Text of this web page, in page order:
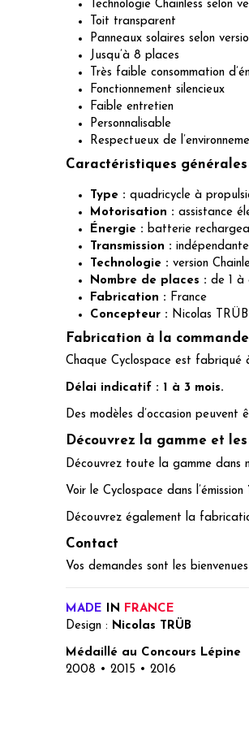
Technologie Chainless selon
Toit transparent
Panneaux solaires selon
Jusqu’à 8 places
Très faible consommation
Fonctionnement silencieux
Faible entretien
Personnalisable
Respectueux de
Caractéristiques générales
Type : quadricycle à
Motorisation : assistance
Énergie : batterie
Transmission :
Technologie : version
Nombre de places : de 1 à
Fabrication : France
Concepteur : Nicolas TRÜB
Fabrication à la commande
Chaque Cyclospace est fabriqué
Délai indicatif : 1 à 3 mois.
Des modèles d’occasion peuvent
Découvrez la gamme et
Découvrez toute la gamme dans
Voir le Cyclospace dans l’émission
Découvrez également la
Contact
Vos demandes sont les
MADE IN FRANCE
Design : Nicolas TRÜB
Médaillé au Concours Lépine
2008 • 2015 • 2016